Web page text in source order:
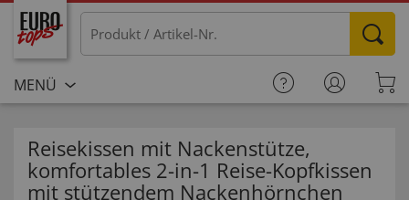
MENÜ
Reisekissen mit Nackenstütze,
komfortables 2-in-1 Reise-Kopfkissen
mit stützendem Nackenhörnchen